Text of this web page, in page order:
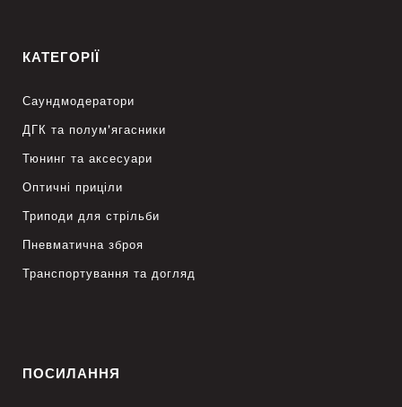
КАТЕГОРІЇ
Саундмодератори
ДГК та полум’ягасники
Тюнинг та аксесуари
Оптичні приціли
Триподи для стрільби
Пневматична зброя
Транспортування та догляд
ПОСИЛАННЯ